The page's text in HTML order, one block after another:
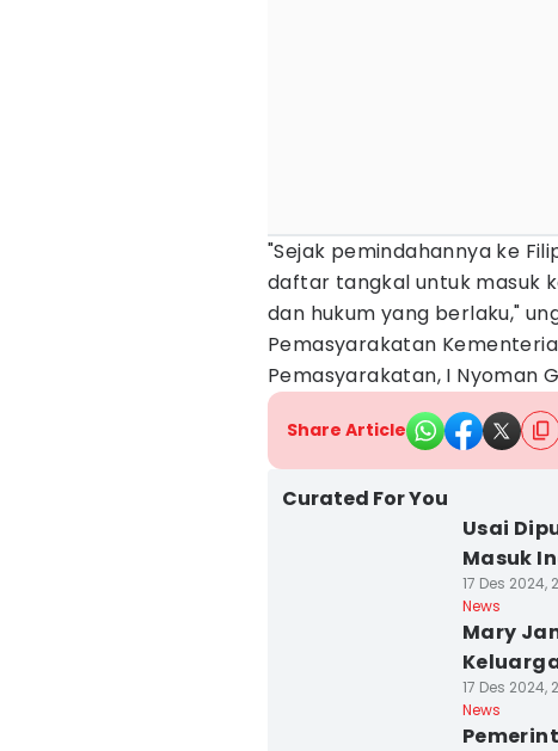
"Sejak pemindahannya ke
daftar tangkal untuk masuk
dan hukum yang berlaku,"
Pemasyarakatan
Pemasyarakatan, I Nyoman
Share Article
Curated For You
Usai
Masuk
17 Des 2024,
News
Mary
17 Des 2024,
News